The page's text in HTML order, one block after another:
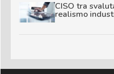
CISO tra
realismo